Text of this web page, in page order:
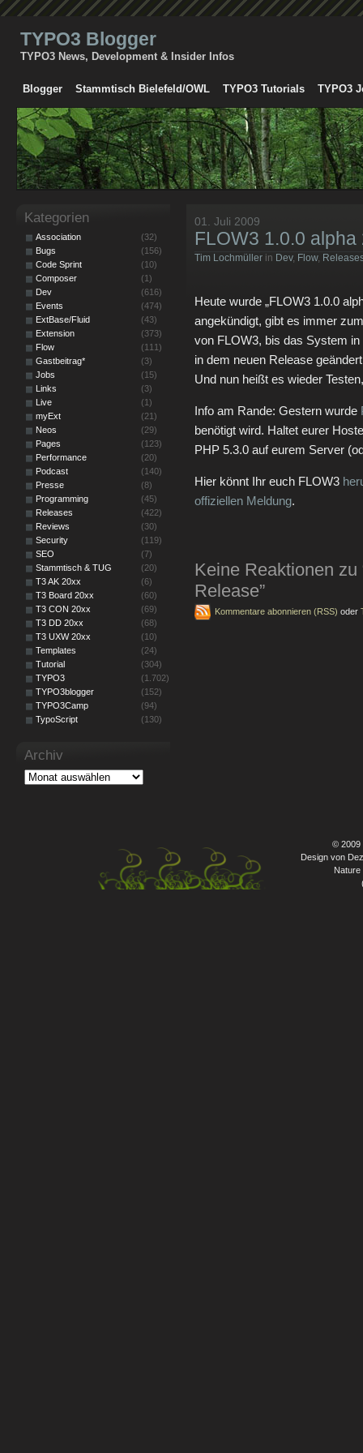
TYPO3 Blogger
TYPO3 News, Development & Insider Infos
Blogger Stammtisch Bielefeld/OWL TYPO3 Tutorials TYPO3
01. Juli 2009
FLOW3 1.0.0
Tim Lochmüller in Dev, Flow,
Heute wurde „FLOW3 1.0.0
angekündigt, gibt es immer
von FLOW3, bis das System
in dem neuen Release
Und nun heißt es wieder
Info am Rande: Gestern wurde
benötigt wird. Haltet eurer
PHP 5.3.0 auf eurem Server
Hier könnt Ihr euch FLOW3
offiziellen Meldung.
Keine Reaktionen
Release”
Kommentare abonnieren (RSS) oder
Kategorien
Association
(32)
Bugs
(156)
Code Sprint
(10)
Composer
(1)
Dev
(616)
Events
(474)
ExtBase/Fluid
(43)
Extension
(373)
Flow
(111)
Gastbeitrag*
(3)
Jobs
(15)
Links
(3)
Live
(1)
myExt
(21)
Neos
(29)
Pages
(123)
Performance
(20)
Podcast
(140)
Presse
(8)
Programming
(45)
Releases
(422)
Reviews
(30)
Security
(119)
SEO
(7)
Stammtisch & TUG
(20)
T3 AK 20xx
(6)
T3 Board 20xx
(60)
T3 CON 20xx
(69)
T3 DD 20xx
(68)
T3 UXW 20xx
(10)
Templates
(24)
Tutorial
(304)
TYPO3
(1.702)
TYPO3blogger
(152)
TYPO3Camp
(94)
TypoScript
(130)
Archiv
© 2009
Design von
Nature